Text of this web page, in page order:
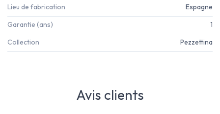
Lieu de fabrication Espagne
Garantie (ans) 1
Collection Pezzettina
Avis clients